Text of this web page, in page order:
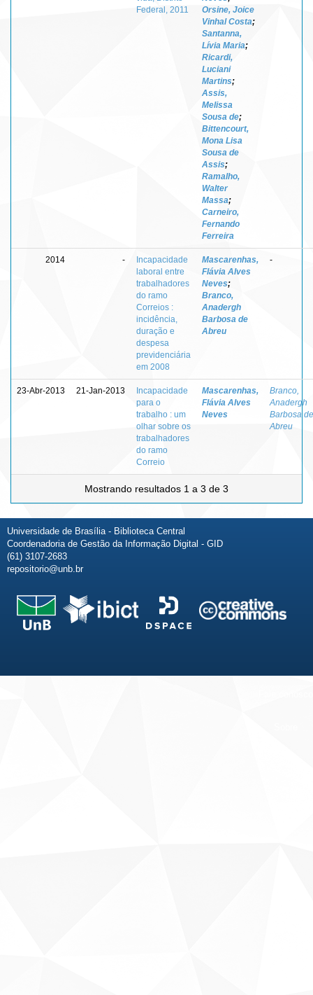
Federal, 2011
Orsine, Joice
Vinhal Costa;
Santanna,
Lívia Maria;
Ricardi,
Luciani
Martins;
Assis,
Melissa
Sousa de;
Bittencourt,
Mona Lisa
Sousa de
Assis;
Ramalho,
Walter
Massa;
Carneiro,
Fernando
Ferreira
2014 -
Incapacidade
laboral entre
trabalhadores
do ramo
Correios :
incidência,
duração e
despesa
previdenciária
em 2008
Mascarenhas,
Flávia Alves
Neves;
Branco,
Anadergh
Barbosa de
Abreu
-
23-Abr-2013 21-Jan-2013
Incapacidade
para o
trabalho : um
olhar sobre os
trabalhadores
do ramo
Correio
Mascarenhas,
Flávia Alves
Neves
Branco,
Anadergh
Barbosa de
Abreu
Mostrando resultados 1 a 3 de 3
Universidade de Brasília - Biblioteca Central
Coordenadoria de Gestão da Informação Digital - GID
(61) 3107-2683
repositorio@unb.br